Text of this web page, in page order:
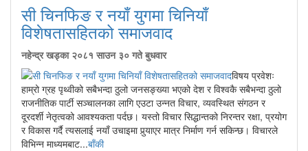
सी चिनफिङ र नयाँ युगमा चिनियाँ
विशेषतासहितको समाजवाद
नहेन्द्र खड्का २०८१ साउन ३० गते बुधवार
विषय प्रवेशः
हाम्रो ग्रह पृथ्वीको सबैभन्दा ठुलो जनसङ्ख्या भएको देश र विश्वकै सबैभन्दा ठुलो
राजनीतिक पार्टी सञ्चालनका लागि एउटा उन्नत विचार, व्यवस्थित संगठन र
दूरदर्शी नेतृत्वको आवश्यकता पर्दछ। यस्तो विचार सिद्धान्तको निरन्तर रक्षा, प्रयोग
र विकास गर्दै त्यसलाई नयाँ उचाइमा पुर्‍याएर मात्र निर्माण गर्न सकिन्छ। विचारले
विभिन्न माध्यमबाट...बाँकी